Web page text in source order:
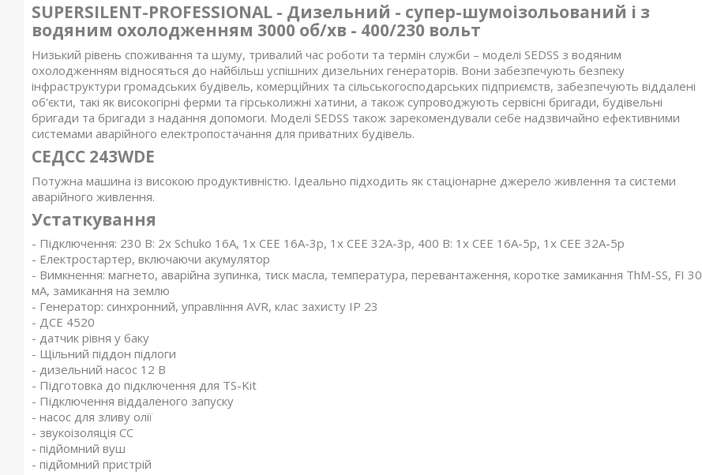
SUPERSILENT-PROFESSIONAL - Дизельний - супер-шумоізольований і з
водяним охолодженням 3000 об/хв - 400/230 вольт
Низький рівень споживання та шуму, тривалий час роботи та термін служби – моделі SEDSS з водяним
охолодженням відносяться до найбільш успішних дизельних генераторів. Вони забезпечують безпеку
інфраструктури громадських будівель, комерційних та сільськогосподарських підприємств, забезпечують віддалені
об'єкти, такі як високогірні ферми та гірськолижні хатини, а також супроводжують сервісні бригади, будівельні
бригади та бригади з надання допомоги. Моделі SEDSS також зарекомендували себе надзвичайно ефективними
системами аварійного електропостачання для приватних будівель.
СЕДСС 243WDE
Потужна машина із високою продуктивністю. Ідеально підходить як стаціонарне джерело живлення та системи
аварійного живлення.
Устаткування
- Підключення: 230 В: 2x Schuko 16A, 1x CEE 16A-3p, 1x CEE 32A-3p, 400 В: 1x CEE 16A-5p, 1x CEE 32A-5p
- Електростартер, включаючи акумулятор
- Вимкнення: магнето, аварійна зупинка, тиск масла, температура, перевантаження, коротке замикання ThM-SS, FI 30
мА, замикання на землю
- Генератор: синхронний, управління AVR, клас захисту IP 23
- ДСЕ 4520
- датчик рівня у баку
- Щільний піддон підлоги
- дизельний насос 12 В
- Підготовка до підключення для TS-Kit
- Підключення віддаленого запуску
- насос для зливу олії
- звукоізоляція СС
- підйомний вуш
- підйомний пристрій